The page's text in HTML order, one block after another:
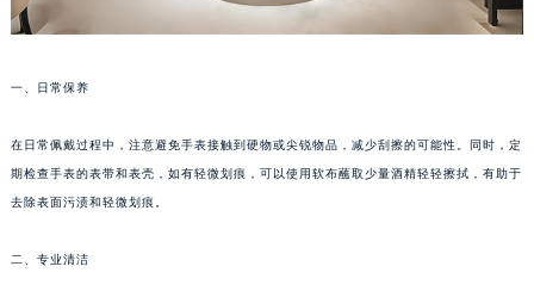
一、日常保养
在日常佩戴过程中，注意避免手表接触到硬物或尖锐物品，减少刮擦的可能性。同时，定
期检查手表的表带和表壳，如有轻微划痕，可以使用软布蘸取少量酒精轻轻擦拭，有助于
去除表面污渍和轻微划痕。
二、专业清洁